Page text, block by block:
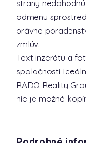
strany
odmenu
právne
zmlúv.
Text inzerátu a
spoločností
RADO Reality
nie je možné